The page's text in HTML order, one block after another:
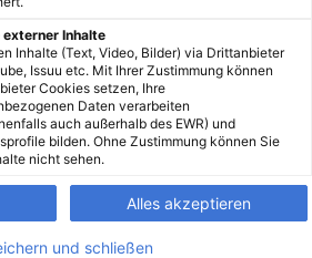
externer Inhalte
Inhalte (Text, Video, Bilder) via Drittanbieter
Issuu etc. Mit Ihrer Zustimmung können
Cookies setzen, Ihre
Daten verarbeiten
auch außerhalb des EWR) und
bilden. Ohne Zustimmung können Sie
nicht sehen.
Alles akzeptieren
und schließen